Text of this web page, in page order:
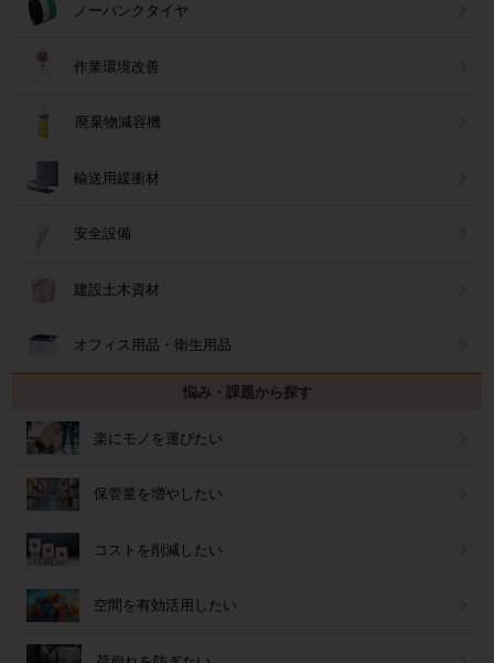
ノーパンクタイヤ
作業環境改善
廃棄物減容機
輸送用緩衝材
安全設備
建設土木資材
オフィス用品・衛生用品
悩み・課題から探す
楽にモノを運びたい
保管量を増やしたい
コストを削減したい
空間を有効活用したい